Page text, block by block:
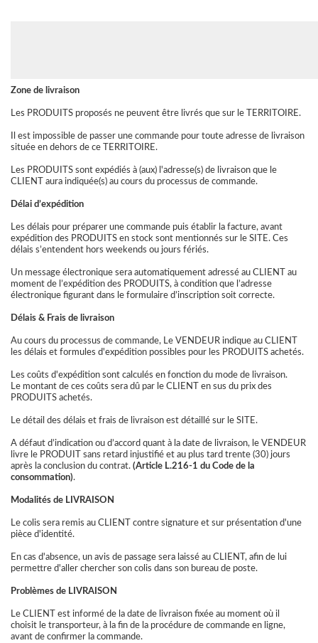
Zone de livraison
Les PRODUITS proposés ne peuvent être livrés que sur le TERRITOIRE.
Il est impossible de passer une commande pour toute adresse de livraison
située en dehors de ce TERRITOIRE.
Les PRODUITS sont expédiés à (aux) l'adresse(s) de livraison que le
CLIENT aura indiquée(s) au cours du processus de commande.
Délai d’expédition
Les délais pour préparer une commande puis établir la facture, avant
expédition des PRODUITS en stock sont mentionnés sur le SITE. Ces
délais s’entendent hors weekends ou jours fériés.
Un message électronique sera automatiquement adressé au CLIENT au
moment de l’expédition des PRODUITS, à condition que l’adresse
électronique figurant dans le formulaire d’inscription soit correcte.
Délais & Frais de livraison
Au cours du processus de commande, Le VENDEUR indique au CLIENT
les délais et formules d'expédition possibles pour les PRODUITS achetés.
Les coûts d'expédition sont calculés en fonction du mode de livraison.
Le montant de ces coûts sera dû par le CLIENT en sus du prix des
PRODUITS achetés.
Le détail des délais et frais de livraison est détaillé sur le SITE.
A défaut d’indication ou d’accord quant à la date de livraison, le VENDEUR
livre le PRODUIT sans retard injustifié et au plus tard trente (30) jours
après la conclusion du contrat. (Article L.216-1 du Code de la
consommation).
Modalités de LIVRAISON
Le colis sera remis au CLIENT contre signature et sur présentation d'une
pièce d'identité.
En cas d'absence, un avis de passage sera laissé au CLIENT, afin de lui
permettre d'aller chercher son colis dans son bureau de poste.
Problèmes de LIVRAISON
Le CLIENT est informé de la date de livraison fixée au moment où il
choisit le transporteur, à la fin de la procédure de commande en ligne,
avant de confirmer la commande.